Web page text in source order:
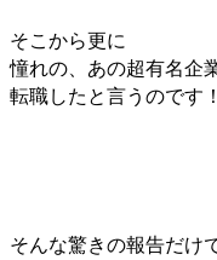
そこから更に
憧れの、あの超有名企
転職したと言うのです
そんな驚きの報告だけ